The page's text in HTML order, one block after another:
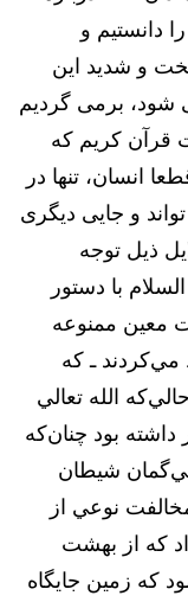
دانستیم و
و شدید این
شود، برمی گردیم
قرآن کریم که
انسان، تنها در
و جایی دیگری
ذیل توجه
با دستور
معين‌ ممنوعه‌
مي‌كردند ـ كه‌
الله‌ تعالي‌
داشته‌ بود چنان‌كه‌
شيطان‌
نوعي‌ از
که از بهشت
که زمین جايگاه‌